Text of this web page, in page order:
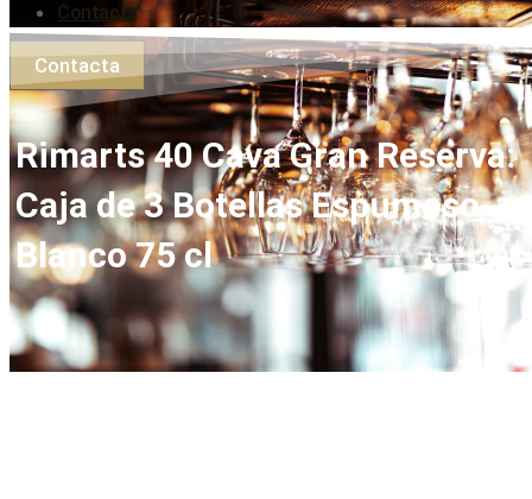
Contacta
Contacta
Rimarts 40 Cava Gran Reserva:
Caja de 3 Botellas Espumoso
Blanco 75 cl